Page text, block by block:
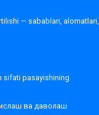
— sabablari, alomatlari,
sifati pasayishining
ва даволаш